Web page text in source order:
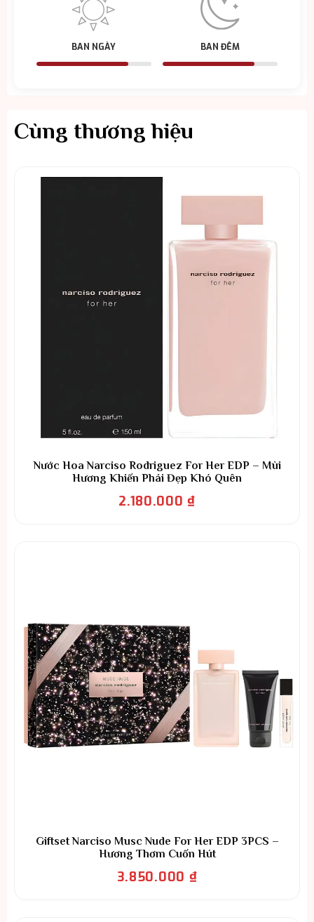
BAN NGÀY BAN ĐÊM
Cùng thương hiệu
Nước Hoa Narciso Rodriguez For Her EDP – Mùi
Hương Khiến Phái Đẹp Khó Quên
2.180.000₫
Giftset Narciso Musc Nude For Her EDP 3PCS –
Hương Thơm Cuốn Hút
3.850.000 ₫